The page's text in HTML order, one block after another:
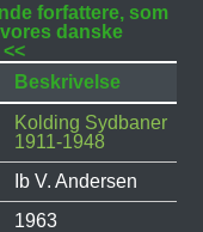
forfattere, som
danske
Beskrivelse
Kolding Sydbaner
1911-1948
Ib V. Andersen
1963